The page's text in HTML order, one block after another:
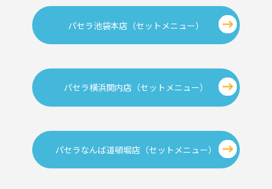
パセラ池袋本店（セットメニュー）
パセラ横浜関内店（セットメニュー）
パセラなんば道頓堀店（セットメニュー）